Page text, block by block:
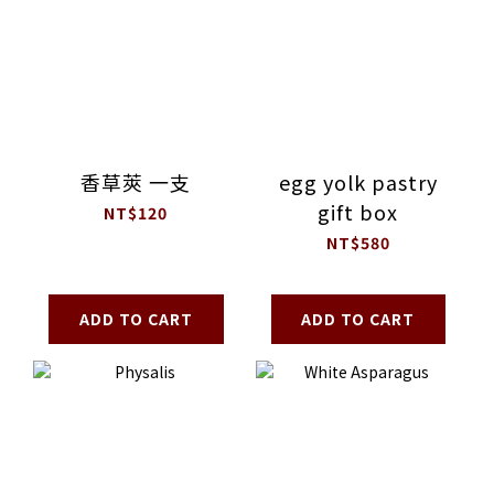
香草莢 一支
NT$120
ADD TO CART
egg yolk pastry
gift box
NT$580
ADD TO CART